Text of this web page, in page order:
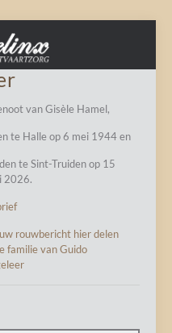
van Gisèle Hamel,
te Halle op 6 mei 1944 en
te Sint-Truiden op 15
2026.
rouwbericht hier delen
familie van Guido